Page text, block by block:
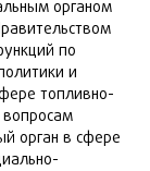
органом
по
и
топливно-
вопросам
орган в сфере